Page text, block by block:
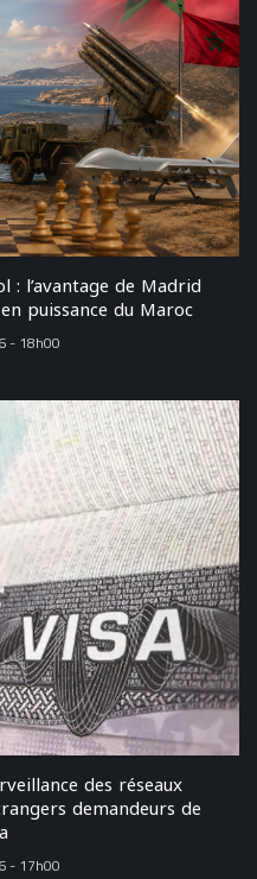
l’avantage de Madrid
puissance du Maroc
- 18h00
des réseaux
demandeurs de
- 17h00